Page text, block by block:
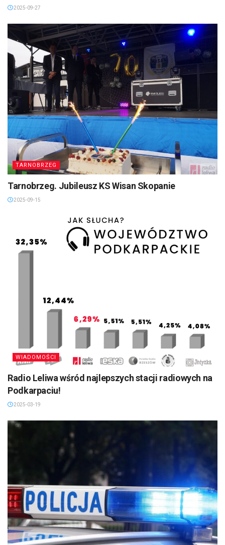
2025-09-27
TARNOBRZEG
Tarnobrzeg. Jubileusz KS Wisan Skopanie
2025-09-15
WIADOMOŚCI
Radio Leliwa wśród najlepszych stacji radiowych na
Podkarpaciu!
2025-03-19